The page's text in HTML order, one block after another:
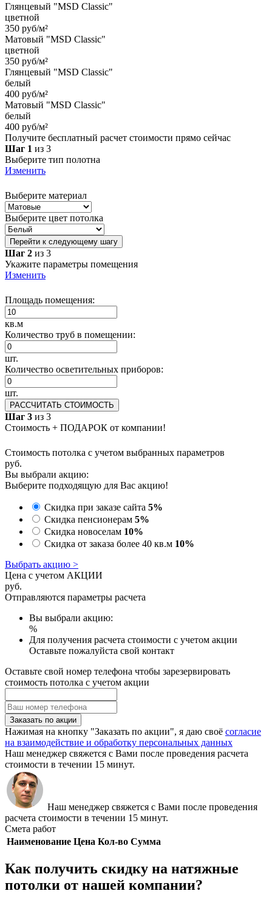
Глянцевый "MSD Classic"
цветной
350 руб/м²
Матовый "MSD Classic"
цветной
350 руб/м²
Глянцевый "MSD Classic"
белый
400 руб/м²
Матовый "MSD Classic"
белый
400 руб/м²
Получите бесплатный расчет стоимости прямо сейчас
Шаг 1 из 3
Выберите тип полотна
Изменить
Выберите материал
Выберите цвет потолка
Перейти к следующему шагу
Шаг 2 из 3
Укажите параметры помещения
Изменить
Площадь помещения:
кв.м
Количество труб в помещении:
шт.
Количество осветительных приборов:
шт.
РАССЧИТАТЬ СТОИМОСТЬ
Шаг 3 из 3
Стоимость + ПОДАРОК от компании!
Стоимость потолка с учетом выбранных параметров
руб.
Вы выбрали акцию:
Выберите подходящую для Вас акцию!
Скидка при заказе сайта 5%
Скидка пенсионерам 5%
Скидка новоселам 10%
Скидка от заказа более 40 кв.м 10%
Выбрать акцию >
Цена с учетом АКЦИИ
руб.
Отправляются параметры расчета
Вы выбрали акцию:
%
Для получения расчета стоимости с учетом акции
Оставьте пожалуйста свой контакт
Оставьте свой номер телефона чтобы зарезервировать
стоимость потолка с учетом акции
Заказать по акции
Нажимая на кнопку "Заказать по акции", я даю своё согласие
на взаимодействие и обработку персональных данных
Наш менеджер свяжется с Вами после проведения расчета
стоимости в течении 15 минут.
Наш менеджер свяжется с Вами после проведения
расчета стоимости в течении 15 минут.
Смета работ
Наименование Цена Кол-во Сумма
Как получить скидку на натяжные
потолки от нашей компании?